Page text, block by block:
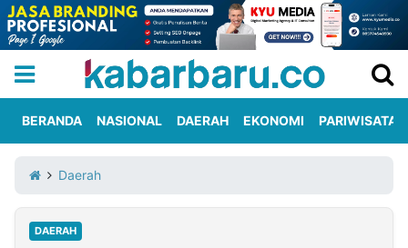
Iklan
Berita
Kami
BERANDA NASIONAL DAERAH EKONOMI PARIWISATA
Daerah
DAERAH